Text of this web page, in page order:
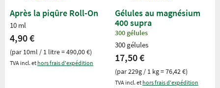
Après la piqûre Roll-On
10 ml
4,90 €
(par 10ml / 1 litre = 490,00 €)
TVA incl. et hors frais d'expédition
Gélules au magnésium
400 supra
300 gélules
300 gélules
17,50 €
(par 229g / 1 kg = 76,42 €)
TVA incl. et hors frais d'expédition